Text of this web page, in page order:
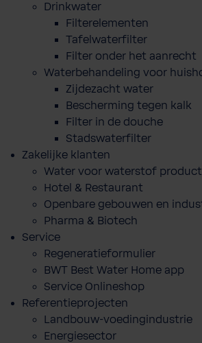
Drinkwater
Filterelementen
Tafelwaterfilter
Filter onder het aanrecht
Waterbehandeling voor
Zijdezacht water
Bescherming tegen kalk
Filter in de douche
Stadswaterfilter
Zakelijke klanten
Water voor waterstof
Hotel & Restaurant
Openbare gebouwen en
Pharma & Biotech
Service
Regeneratieformulier
BWT Best Water Home app
Service Onlineshop
Referentieprojecten
Landbouw-voedingindustrie
Energiesector